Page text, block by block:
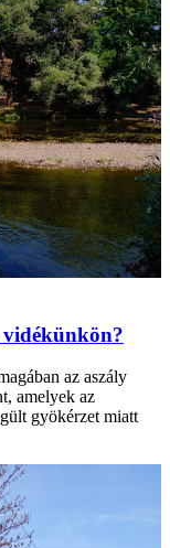
vidékünkön?
az aszály
amelyek az
gyökérzet miatt